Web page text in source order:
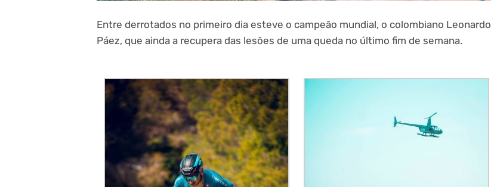
Entre derrotados no primeiro dia esteve o campeão mundial, o colombiano Leonardo
Páez, que ainda a recupera das lesões de uma queda no último fim de semana.